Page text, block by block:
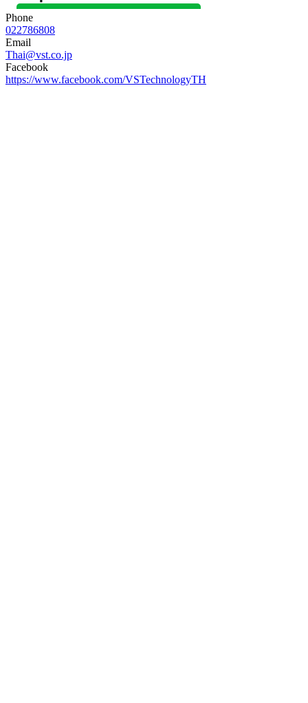
Phone
022786808
Email
Thai@vst.co.jp
Facebook
https://www.facebook.com/VSTechnologyTH